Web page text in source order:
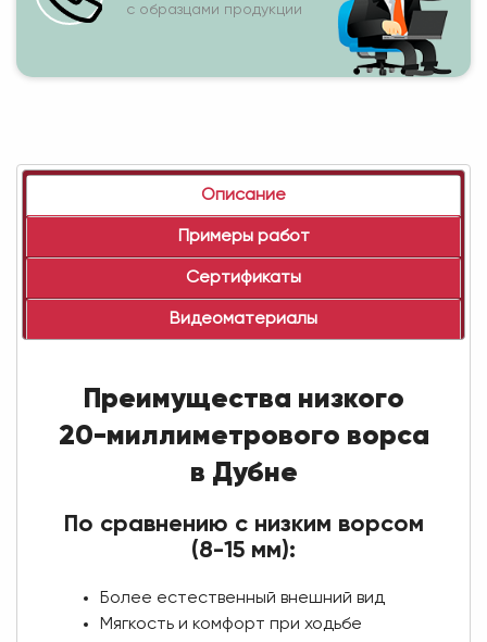
с образцами продукции
Описание
Примеры работ
Сертификаты
Видеоматериалы
Преимущества низкого
20-миллиметрового ворса
в Дубне
По сравнению с низким ворсом
(8-15 мм):
Более естественный внешний вид
Мягкость и комфорт при ходьбе